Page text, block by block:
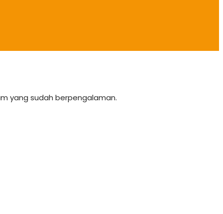
yang sudah berpengalaman.